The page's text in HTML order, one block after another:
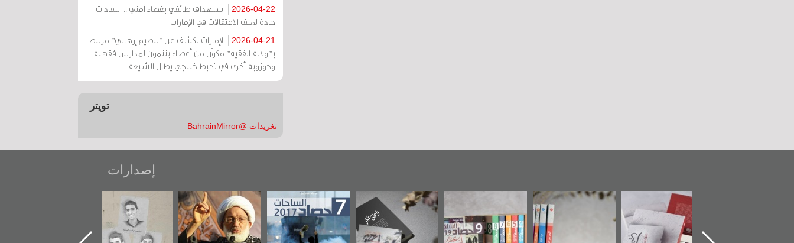
2026-04-22
استهداف طائفي بغطاء أمني .. انتقادات
حادة لملف الاعتقالات في الإمارات
2026-04-21
الإمارات تكشف عن "تنظيم إرهابي" مرتبط
بـ"ولاية الفقيه" مكوّن من أعضاء ينتمون لمدارس فقهية
وحوزوية أخرى في تخبط خليجي يطال الشيعة
تويتر
تغريدات @BahrainMirror
إصدارات
"حماة الباب الأخير":
الإصدار الأول عن
اعتصام الدراز
تصنيف موضوعي
للوثائق البريطانية
يقدمه «مركز أوال»
تصدر حصاد
الساحات 2019
«وطن عكر» رواية
جديدة لمعتقل
عسكري تصدر عن
حصاد 2017
عاشوراء البحرين...
ويكيليكس السفارة
الأمريكية
شهداء وطن